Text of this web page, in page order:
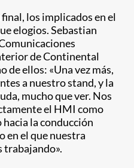
los implicados en el
elogios. Sebastian
de Continental
de ellos: «Una vez más,
a nuestro stand, y la
mucho que ver. Nos
el HMI como
la conducción
en el que nuestra
trabajando».